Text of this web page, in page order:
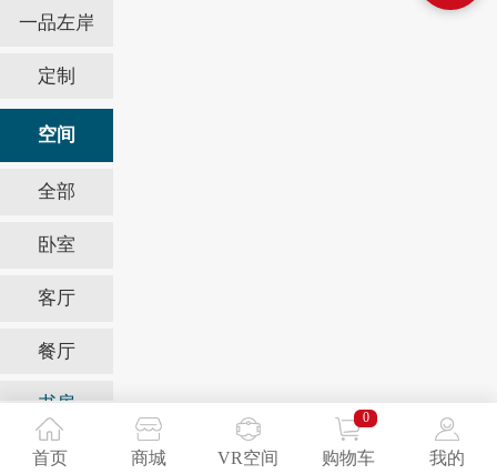
一品左岸
定制
空间
全部
卧室
客厅
餐厅
书房
办公室
首页 商城 VR空间
0
购物车 我的